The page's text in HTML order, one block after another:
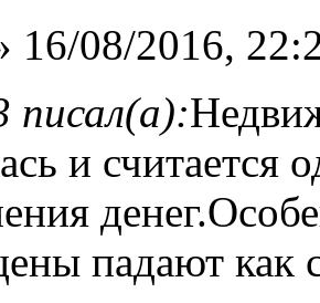
16/08/2016,
писал(а):
и считается
падают как